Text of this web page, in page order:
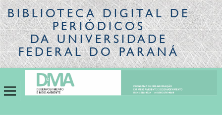
Legislação
Canais
BIBLIOTECA DIGITALDE
PERIÓDICOS
DA UNIVERSIDADE
FEDERAL DO PARANÁ